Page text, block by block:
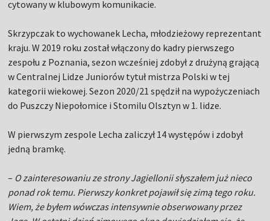
cytowany w klubowym komunikacie.
Skrzypczak to wychowanek Lecha, młodzieżowy reprezentant
kraju. W 2019 roku został włączony do kadry pierwszego
zespołu z Poznania, sezon wcześniej zdobył z drużyną grającą
w Centralnej Lidze Juniorów tytuł mistrza Polski w tej
kategorii wiekowej. Sezon 2020/21 spędził na wypożyczeniach
do Puszczy Niepołomice i Stomilu Olsztyn w 1. lidze.
W pierwszym zespole Lecha zaliczył 14 występów i zdobył
jedną bramkę.
– O zainteresowaniu ze strony Jagiellonii słyszałem już nieco
ponad rok temu. Pierwszy konkret pojawił się zimą tego roku.
Wiem, że byłem wówczas intensywnie obserwowany przez